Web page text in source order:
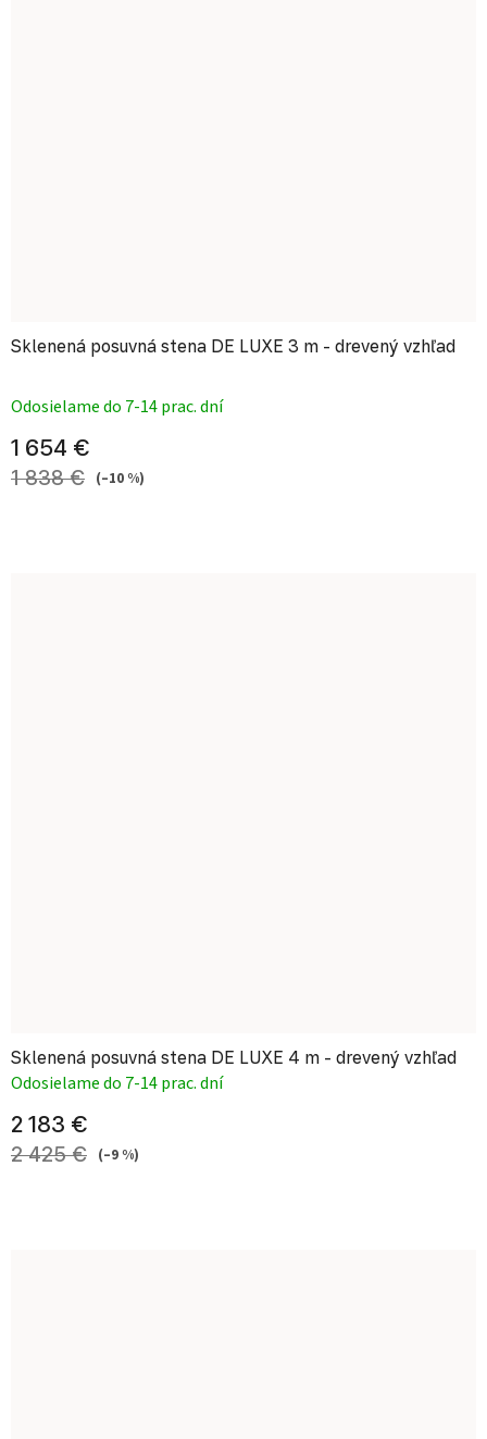
Sklenená posuvná stena DE LUXE 3 m - drevený vzhľad
Odosielame do 7-14 prac. dní
1 654 €
1 838 € (–10 %)
Sklenená posuvná stena DE LUXE 4 m - drevený vzhľad
Odosielame do 7-14 prac. dní
2 183 €
2 425 € (–9 %)